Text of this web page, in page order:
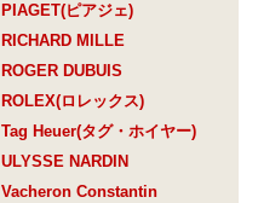
PIAGET(ピアジェ)
RICHARD MILLE
ROGER DUBUIS
ROLEX(ロレックス)
Tag Heuer(タグ・ホイヤー)
ULYSSE NARDIN
Vacheron Constantin